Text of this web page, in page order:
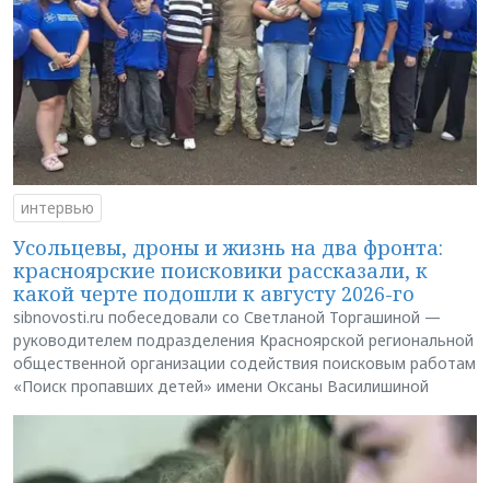
интервью
Усольцевы, дроны и жизнь на два фронта:
красноярские поисковики рассказали, к
какой черте подошли к августу 2026-го
sibnovosti.ru побеседовали со Светланой Торгашиной —
руководителем подразделения Красноярской региональной
общественной организации содействия поисковым работам
«Поиск пропавших детей» имени Оксаны Василишиной